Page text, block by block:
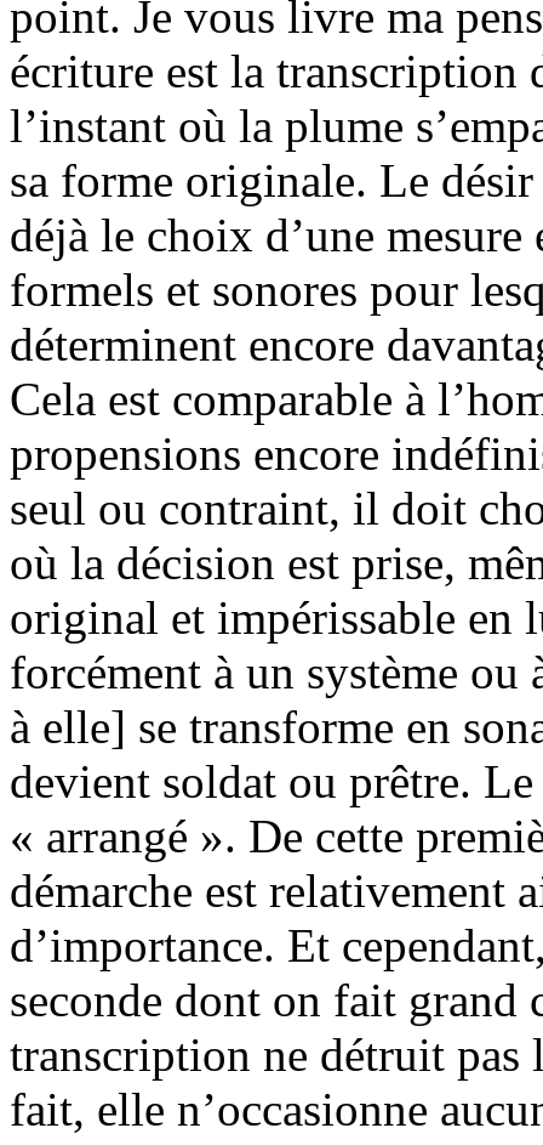
point. Je vous livre ma
écriture est la transcription
l’instant où la plume
sa forme originale. Le
déjà le choix d’une
formels et sonores pour
déterminent encore
Cela est comparable à
propensions encore
seul ou contraint, il doit
où la décision est prise,
original et impérissable en
forcément à un système ou
à elle] se transforme en
devient soldat ou prêtre.
« arrangé ». De cette
démarche est relativement
d’importance. Et
seconde dont on fait grand
transcription ne détruit pas
fait, elle n’occasionne